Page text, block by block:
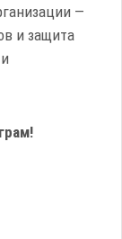
—
и защита